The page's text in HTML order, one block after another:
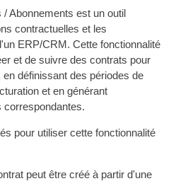
Abonnements est un outil
contractuelles et les
ERP/CRM. Cette fonctionnalité
et de suivre des contrats pour
définissant des périodes de
et en générant
correspondantes.
pour utiliser cette fonctionnalité
peut être créé à partir d'une